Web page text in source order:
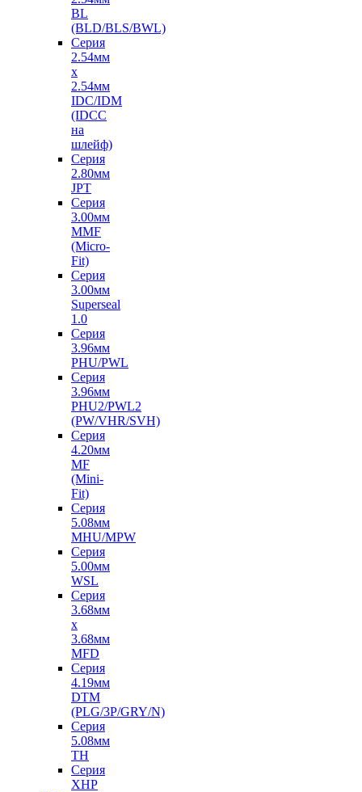
BL
(BLD/BLS/BWL)
Серия
2.54мм
х
2.54мм
IDC/IDM
(IDCC
на
шлейф)
Серия
2.80мм
JPT
Серия
3.00мм
MMF
(Micro-
Fit)
Серия
3.00мм
Superseal
1.0
Серия
3.96мм
PHU/PWL
Серия
3.96мм
PHU2/PWL2
(PW/VHR/SVH)
Серия
4.20мм
MF
(Mini-
Fit)
Серия
5.08мм
MHU/MPW
Серия
5.00мм
WSL
Серия
3.68мм
х
3.68мм
MFD
Серия
4.19мм
DTM
(PLG/3P/GRY/N)
Серия
5.08мм
TH
Серия
XHP